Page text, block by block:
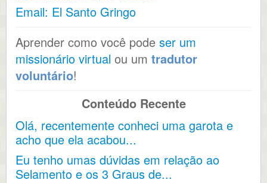
Email: El Santo Gringo
Aprender como você pode ser um
missionário virtual ou um tradutor
voluntário!
Conteúdo Recente
Olá, recentemente conheci uma garota e
acho que ela acabou...
Eu tenho umas dúvidas em relação ao
Selamento e os 3 Graus de...